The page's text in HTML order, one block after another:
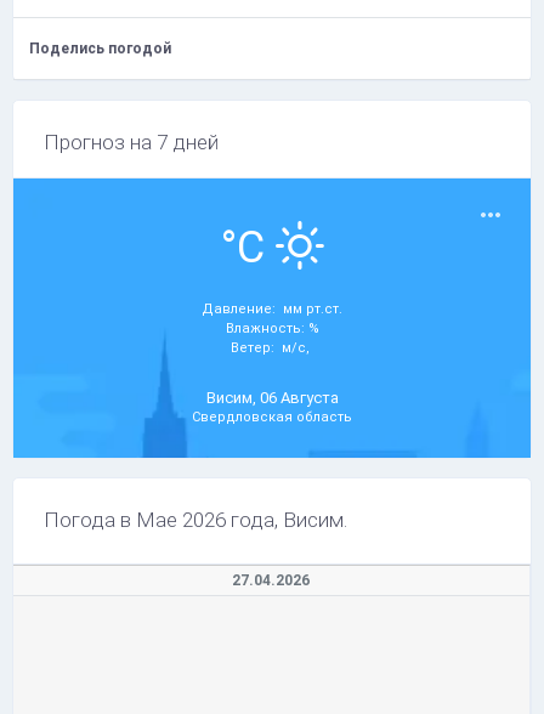
Поделись погодой
Прогноз на 7 дней
°C
Давление: мм рт.ст.
Влажность: %
Ветер: м/с,
Висим, 06 Августа
Свердловская область
Погода в Мае 2026 года, Висим.
27.04.2026